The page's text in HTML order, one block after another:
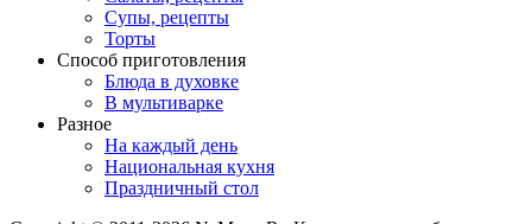
Супы, рецепты
Торты
Способ приготовления
Блюда в духовке
В мультиварке
Разное
На каждый день
Национальная кухня
Праздничный стол